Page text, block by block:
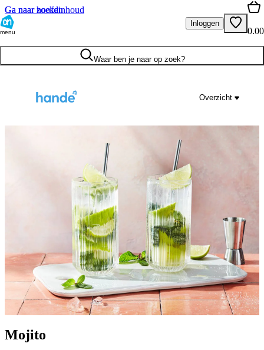
Ga naar hoofdinhoud
Ga naar zoeken
menu
Inloggen
0.00
Waar ben je naar op zoek?
Overzicht
Mojito